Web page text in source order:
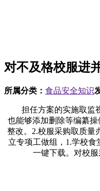
对不及格校服进
所属分类： 食品安全知识
担任方案的实施取监视
也能够添加删除等编纂
整改。2.校服采购取质量
立专项工做组，1.学校
一键下载。对校